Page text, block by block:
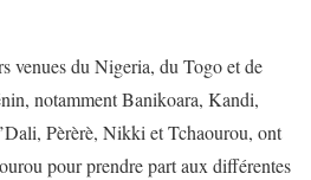
venues du Nigeria, du Togo et de
notamment Banikoara, Kandi,
Pèrèrè, Nikki et Tchaourou, ont
pour prendre part aux différentes